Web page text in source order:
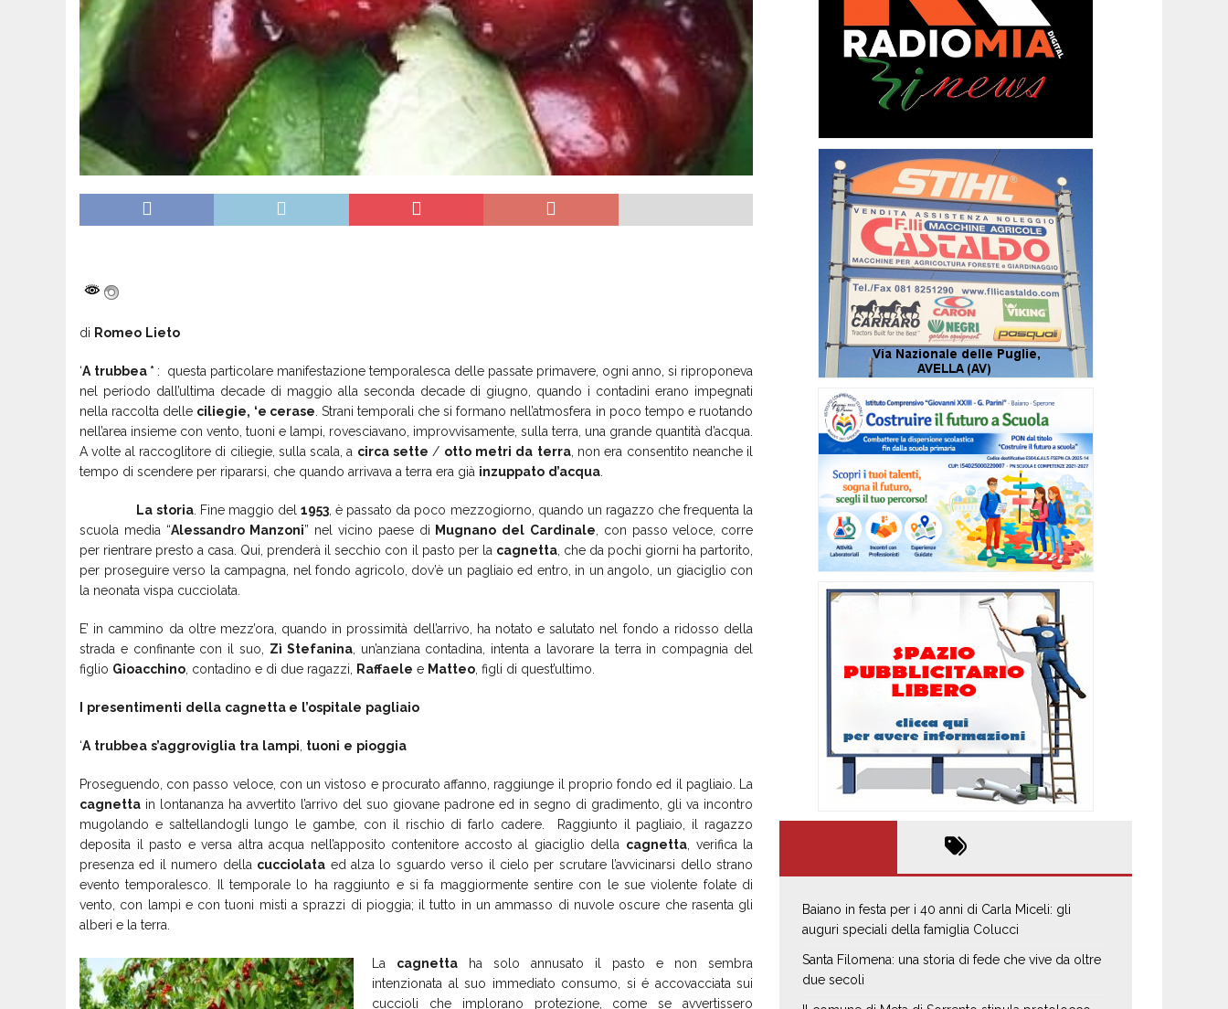
di Romeo Lieto
‘A trubbea * : questa particolare manifestazione temporalesca delle passate primavere, ogni anno, si riproponeva
nel periodo dall’ultima decade di maggio alla seconda decade di giugno, quando i contadini erano impegnati
nella raccolta delle ciliegie, ‘e cerase . Strani temporali che si formano nell’atmosfera in poco tempo e ruotando
nell’area insieme con vento, tuoni e lampi, rovesciavano, improvvisamente, sulla terra, una grande quantità d’acqua.
A volte al raccoglitore di ciliegie, sulla scala, a circa sette / otto metri da terra, non era consentito neanche il
tempo di scendere per ripararsi, che quando arrivava a terra era già inzuppato d’acqua
La storia. Fine maggio del1953 , è passato da poco mezzogiorno, quando un ragazzo che frequenta la
scuola media “Alessandro Manzoni” nel vicino paese di Mugnano del Cardinale , con passo veloce, corre
per rientrare presto a casa. Qui, prenderà il secchio con il pasto per la cagnetta, che da pochi giorni ha partorito,
per proseguire verso la campagna, nel fondo agricolo, dov’è un pagliaio ed entro, in un angolo, un giaciglio con
la neonata vispa cucciolata.
E’ in cammino da oltre mezz’ora, quando in prossimità dell’arrivo, ha notato e salutato nel fondo a ridosso della
strada e confinante con il suo, Zì Stefanina, un’anziana contadina, intenta a lavorare la terra in compagnia del
figlio Gioacchino , contadino e di due ragazzi, Raffaele e Matteo , figli di quest’ultimo.
presentimenti della cagnetta e l’ospitale pagliaio
‘A trubbea s’aggroviglia tra lampi tuoni e pioggia
Proseguendo, con passo veloce, con un vistoso e procurato affanno, raggiunge il proprio fondo ed il pagliaio. La
cagnetta in lontananza ha avvertito l’arrivo del suo giovane padrone ed in segno di gradimento, gli va incontro
mugolando e saltellandogli lungo le gambe, con il rischio di farlo cadere. Raggiunto il pagliaio, il ragazzo
deposita il pasto e versa altra acqua nell’apposito contenitore accosto al giaciglio della cagnetta , verifica la
presenza ed il numero della cucciolata ed alza lo sguardo verso il cielo per scrutare l’avvicinarsi dello strano
evento temporalesco. Il temporale lo ha raggiunto e si fa maggiormente sentire con le sue violente folate di
vento, con lampi e con tuoni misti a sprazzi di pioggia; il tutto in un ammasso di nuvole oscure che rasenta gli
alberi e la terra.
La cagnetta ha solo annusato il pasto e non sembra
intenzionata al suo immediato consumo, si é accovacciata sui
cuccioli che implorano protezione, come se avvertissero
Baiano in festa per i 40 anni di Carla Miceli: gli
auguri speciali della famiglia Colucci
Santa Filomena: una storia di fede che vive da oltre
due secoli